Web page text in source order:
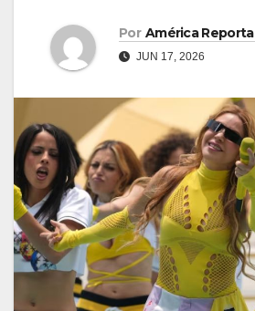
Por América Reporta
JUN 17, 2026